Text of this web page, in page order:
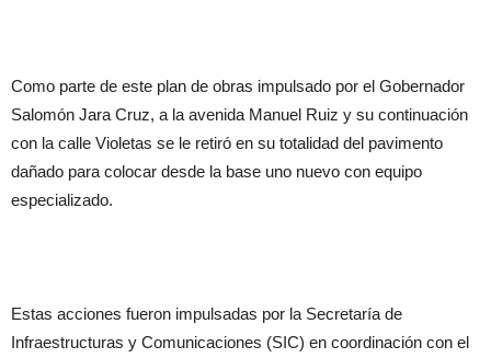
Como parte de este plan de obras impulsado por el Gobernador
Salomón Jara Cruz, a la avenida Manuel Ruiz y su continuación
con la calle Violetas se le retiró en su totalidad del pavimento
dañado para colocar desde la base uno nuevo con equipo
especializado.
Estas acciones fueron impulsadas por la Secretaría de
Infraestructuras y Comunicaciones (SIC) en coordinación con el